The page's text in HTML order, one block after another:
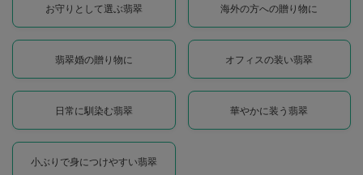
お守りとして選ぶ翡翠 海外の方への贈り物に
翡翠婚の贈り物に オフィスの装い翡翠
日常に馴染む翡翠 華やかに装う翡翠
小ぶりで身につけやすい翡翠